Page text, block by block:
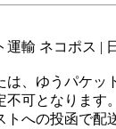
運輸 ネコポス |
、ゆうパケッ
可となります。
への投函で配